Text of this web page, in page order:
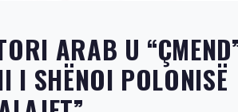
ARAB U
I SHËNOI POLONISË